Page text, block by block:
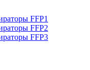
FFP1
FFP2
FFP3